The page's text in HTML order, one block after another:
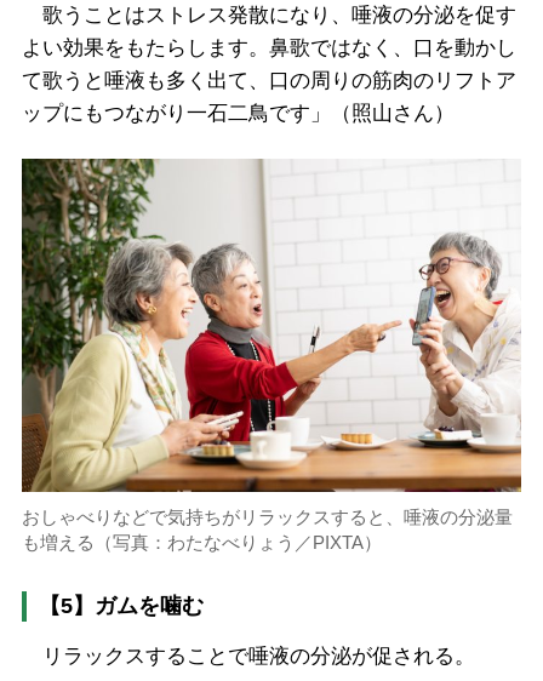
歌うことはストレス発散になり、唾液の分泌を促す
よい効果をもたらします。鼻歌ではなく、口を動かし
て歌うと唾液も多く出て、口の周りの筋肉のリフトア
ップにもつながり一石二鳥です」（照山さん）
おしゃべりなどで気持ちがリラックスすると、唾液の分泌量
も増える（写真：わたなべりょう／PIXTA）
【5】ガムを噛む
リラックスすることで唾液の分泌が促される。